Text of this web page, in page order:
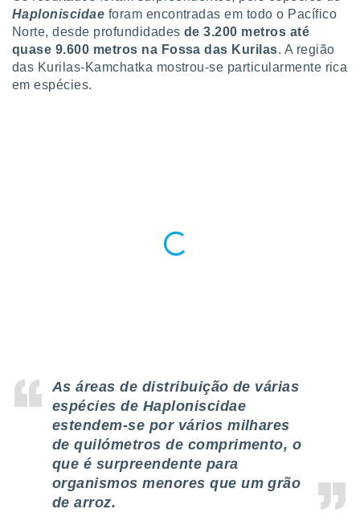
Haploniscidae foram encontradas em todo o Pacífico
Norte, desde profundidades de 3.200 metros até
quase 9.600 metros na Fossa das Kurilas. A região
das Kurilas-Kamchatka mostrou-se particularmente rica
em espécies.
As áreas de distribuição de várias
espécies de Haploniscidae
estendem-se por vários milhares
de quilómetros de comprimento, o
que é surpreendente para
organismos menores que um grão
de arroz.